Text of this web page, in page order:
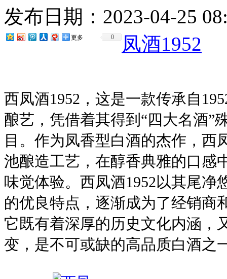
发布日期：2023-04-25
凤酒1952
更多 0
西凤酒1952，这是一款传承自
酿艺，凭借着其得到“四大名酒”
目。作为凤香型白酒的杰作，西
池酿造工艺，在醇香典雅的口感
味觉体验。西凤酒1952以其尾净
的优良特点，逐渐成为了经销商
它既有着深厚的历史文化内涵，
变，是不可或缺的高品质白酒之